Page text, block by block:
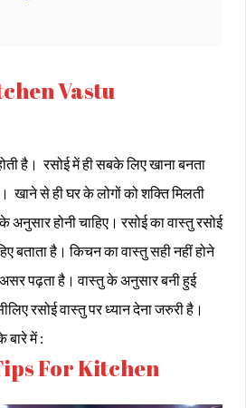
Vastu
है। रसोई में ही सबके लिए खाना बनता
से ही घर के लोगों को शक्ति मिलती
अनुसार होनी चाहिए। रसोई का वास्तु रसोई
बताता है। किचन का वास्तु सही नहीं होने
पढ़ता है। वास्तु के अनुसार बनी हुई
रसोई वास्तु पर ध्यान देना जरुरी है।
बारे में :
For Kitchen